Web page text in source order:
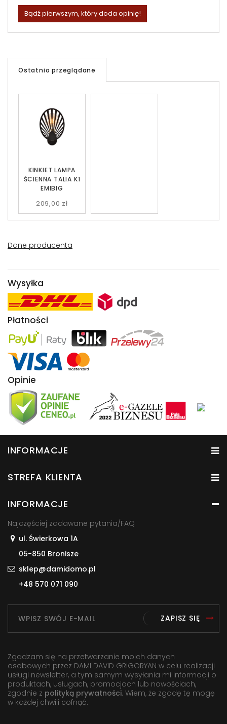
Bądź pierwszym, który doda opinię!
Ostatnio przeglądane
KINKIET LAMPA
ŚCIENNA TALIA K1
EMIBIG
209,00 zł
Dane producenta
Wysyłka
Płatności
Opinie
INFORMACJE
STREFA KLIENTA
INFORMACJE
Najczęściej zadawane pytania/FAQ
ul. Świerkowa 1A
05-850 Bronisze
sklep@damidomo.pl
+48 570 071 090
ZAPISZ SIĘ
Zgadzam się na przetwarzanie moich danych
osobowych przez DAMI DAVID GRIGORYAN w celu realizacji
usługi newsletter, a tym samym wysyłania mi informacji o
produktach, usługach, promocjach lub nowościach,
zgodnie z polityką prywatności. Wiem, że zgodę tę mogę
w każdej chwili cofnąć.